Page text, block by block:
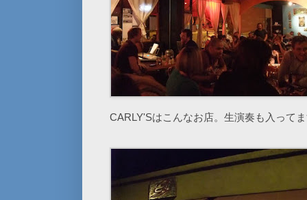
CARLY'Sはこんなお店。生演奏も入って